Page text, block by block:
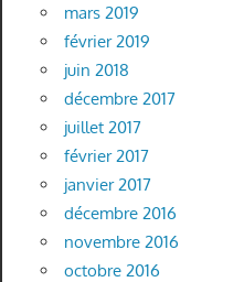
mars 2019
février 2019
juin 2018
décembre 2017
juillet 2017
février 2017
janvier 2017
décembre 2016
novembre 2016
octobre 2016